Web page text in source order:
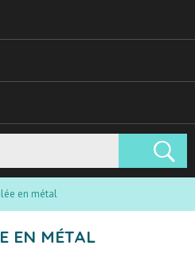
en métal
EN MÉTAL